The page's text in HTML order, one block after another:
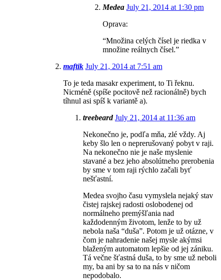
Medea July 21, 2014 at 1:30 pm
Oprava:
“Množina celých čísel je riedka v
množine reálnych čísel.”
maftik July 21, 2014 at 7:51 am
To je teda masakr experiment, to Ti řeknu.
Nicméně (spíše pocitově než racionálně) bych
tíhnul asi spíš k variantě a).
treebeard July 21, 2014 at 11:36 am
Nekonečno je, podľa mňa, zlé vždy. Aj
keby šlo len o neprerušovaný pobyt v raji.
Na nekonečno nie je naše myslenie
stavané a bez jeho absolútneho prerobenia
by sme v tom raji rýchlo začali byť
nešťastní.
Medea svojho času vymyslela nejaký stav
čistej rajskej radosti oslobodenej od
normálneho premýšľania nad
každodenným životom, lenže to by už
nebola naša “duša”. Potom je už otázne, v
čom je nahradenie našej mysle akýmsi
blaženým automatom lepšie od jej zániku.
Tá večne šťastná duša, to by sme už neboli
my, ba ani by sa to na nás v ničom
nepodobalo.